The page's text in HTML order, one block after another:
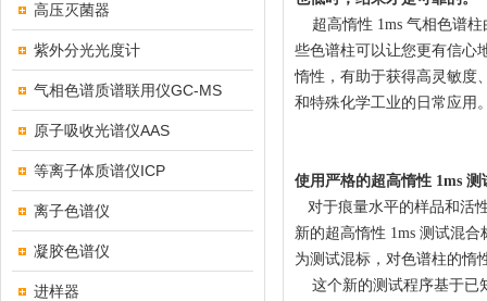
高压灭菌器
紫外分光光度计
气相色谱质谱联用仪GC-MS
原子吸收光谱仪AAS
等离子体质谱仪ICP
离子色谱仪
凝胶色谱仪
进样器
超高惰性 1ms 气相色谱柱
些色谱柱可以让您更有信心
惰性，有助于获得高灵敏度
和特殊化学工业的日常应用
使用严格的超高惰性 1ms
对于痕量水平的样品和活
新的超高惰性 1ms 测试混
为测试混标，对色谱柱的惰
这个新的测试程序基于已